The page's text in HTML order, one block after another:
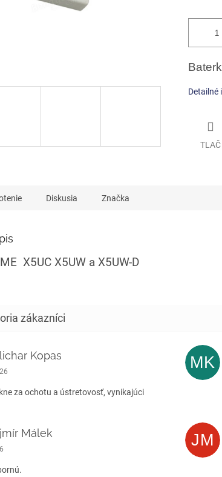
Detailné
TLAČ
Diskusia Značka
X5UC X5UW a X5UW-D
Kopas
obchodu je 5 z 5 hviezdičiek.
za ochotu a ústretovosť, vynikajúci
MK
Málek
obchodu je 5 z 5 hviezdičiek. JM